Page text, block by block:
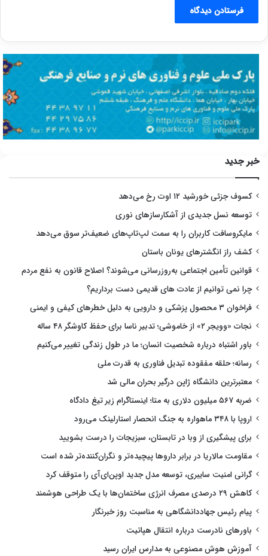
خبر جدید
کسوف جزئی خورشید ۱۲ اوت رخ می‌دهد
توسعه نسل جدیدی از آشکارسازهای نوری
مایکروسافت کاربران را به سمت لپ‌تاپ‌های ضعیف‌تر سوق می‌دهد
کشف راز انگشترهای یونان باستان
قوانین تأمین اجتماعی به‌روزرسانی می‌شوند؟ اصلاح قانون به نفع مردم
چرا نمی توانیم از عادت های قدیمی دست برداریم؟
فراخوان ۳ محصول پزشکی و دارویی به دلیل خطرهای کیفی و ایمنی
نجات «وویجر ۲» از خاموشی؛ تدبیر ناسا برای حفظ کاوشگر ۴۸ ساله
باور اشتباه درباره شخصیت انسان؛ ما در طول زندگی تغییر می‌کنیم
رسانه؛ حلقه مفقوده تبدیل فناوری به قدرت ملی
معتبرترین دانشگاه ژاپن درگیر بحران مالی شد
ضربه ۵۶۷ میلیون دلاری به متا؛ اینستاگرام زیر تیغ دادگاه
اروپا با ۳۴۸ ماهواره به جنگ انحصار استارلینک می‌رود
برای پیشگیری از وبا در تابستان، سبزیجات را درست بشویید
مقاومت مالاریا در برابر داروها پیچیده‌تر و نگران‌کننده‌تر شده است
گرانی امنیت سایبری، توسعه مدل جدید اوپن‌ای‌آی را متوقف کرد
کاهش ۲۹ درصدی مصرف انرژی ساختمان‌ها با یک طراحی هوشمند
پیام رئیس جهاددانشگاهی به مناسبت روز خبرنگار
باورهای نادرست درباره انتقال هپاتیت
آموزش هوش مصنوعی به مدارس ایران رسید